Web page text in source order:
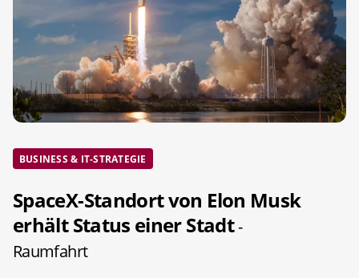
BUSINESS & IT-STRATEGIE
SpaceX-Standort von Elon Musk
erhält Status einer Stadt-
Raumfahrt